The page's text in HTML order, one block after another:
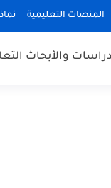
المنصات التعليمية
والأبحاث